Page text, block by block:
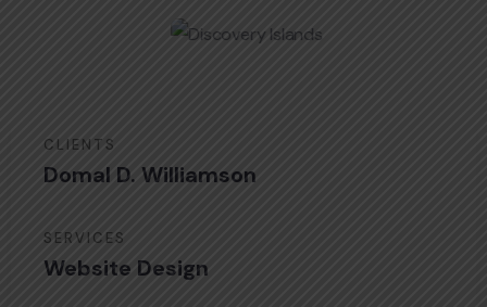
CLIENTS
Domal D. Williamson
SERVICES
Website Design